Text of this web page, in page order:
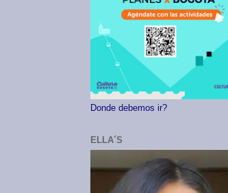
Donde debemos ir?
ELLA´S